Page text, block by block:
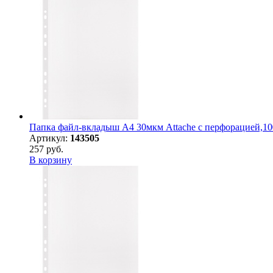
Папка файл-вкладыш А4 30мкм Attache с
Артикул: 143505
257 руб.
В корзину